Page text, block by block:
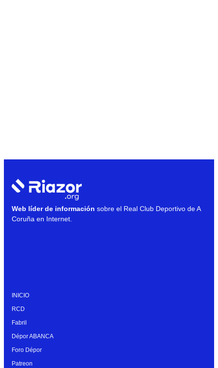
Web líder de información sobre el Real Club Deportivo de A
Coruña en Internet.
INICIO
RCD
Fabril
Dépor ABANCA
Foro Dépor
Patreon